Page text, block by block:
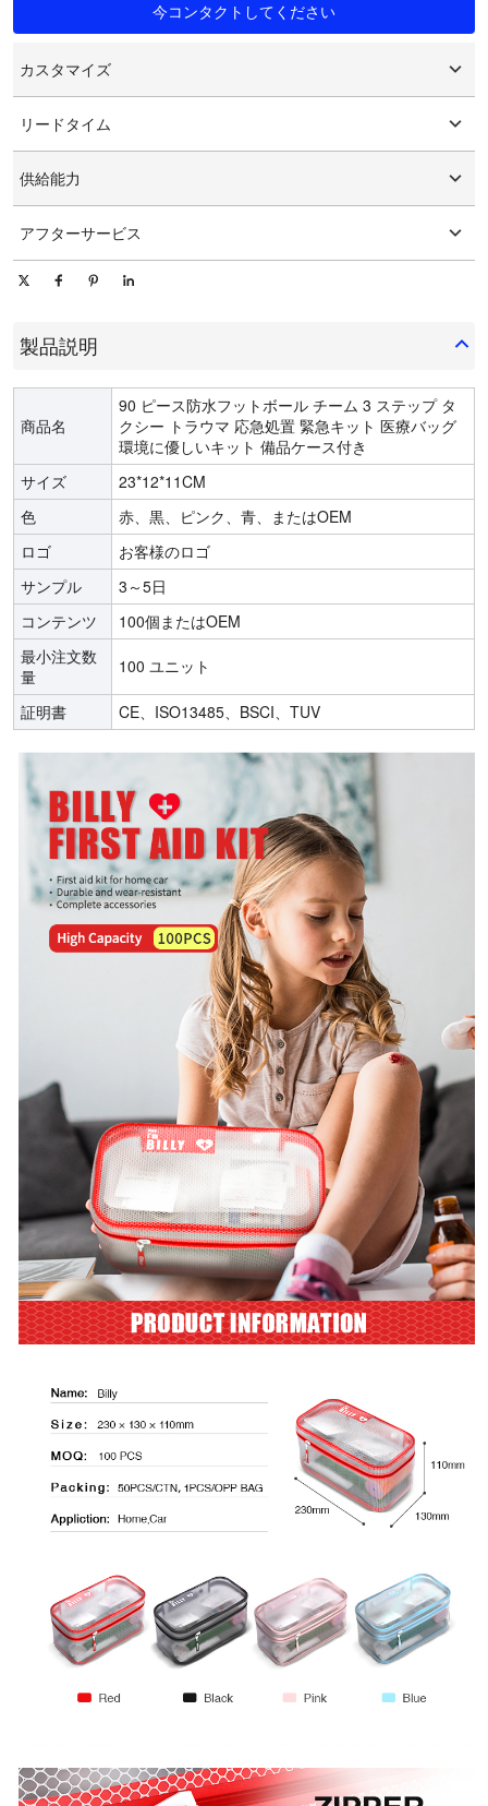
今コンタクトしてください
カスタマイズ
カスタマイズされたパッケージング
リードタイム
供給能力
アフターサービス
製品説明
商品名
90 ピース防水フットボール チーム 3 ステップ タ
クシー トラウマ 応急処置 緊急キット 医療バッグ
環境に優しいキット 備品ケース付き
サイズ
23*12*11CM
色
赤、黒、ピンク、青、またはOEM
ロゴ
お客様のロゴ
サンプル
3～5日
コンテンツ
100個またはOEM
最小注文数
量
100 ユニット
証明書 CE、ISO13485、BSCI、TUV